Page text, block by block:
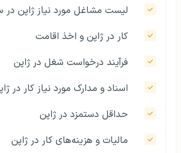
لیست مشاغل مورد نیاز ژاپن در سال
کار در ژاپن و اخذ اقامت
فرآیند درخواست شغل در ژاپن
اسناد و مدارک مورد نیاز کار در
حداقل دستمزد در ژاپن
مالیات و هزینه‌های کار در ژاپن